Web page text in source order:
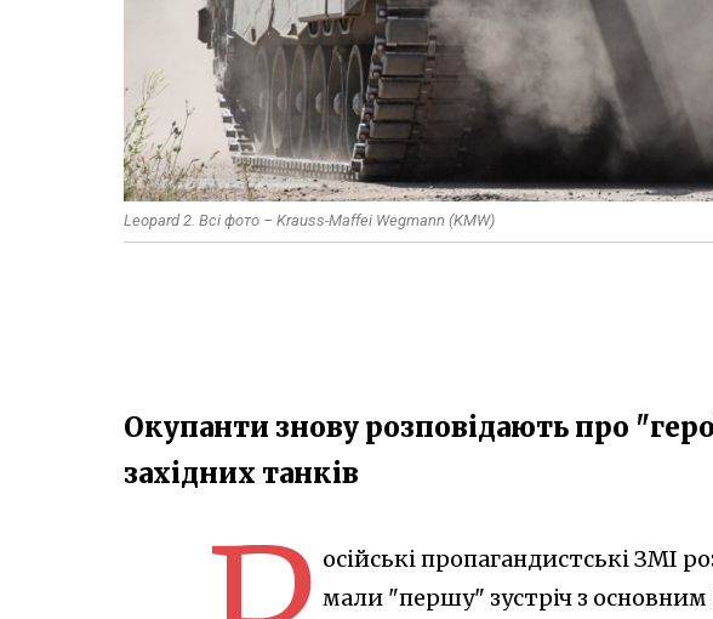
Leopard 2. Всі фото – Krauss-Maffei Wegmann (KMW)
Окупанти знову розповідають про
західних танків
осійські пропагандистські ЗМІ
мали "першу" зустріч з